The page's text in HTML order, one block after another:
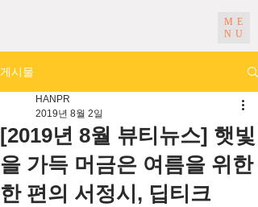
ME
NU
게시물
[2019년 8월 뷰티뉴스] 햇빛
을 가득 머금은 여름을 위한
한 편의 서정시, 딥티크
HANPR
2019년 8월 2일